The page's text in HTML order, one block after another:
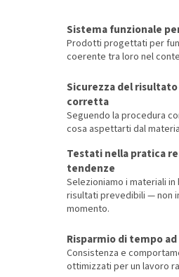
Sistema funzionale
Prodotti progettati per
coerente tra loro nel
Sicurezza del
corretta
Seguendo la procedura
cosa aspettarti dal
Testati nella pratica
tendenze
Selezioniamo i materiali
risultati prevedibili — non
momento.
Risparmio di tempo
Consistenza e
ottimizzati per un lavoro